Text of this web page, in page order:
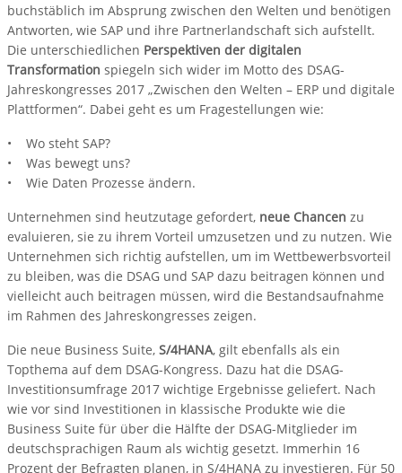
buchstäblich im Absprung zwischen den Welten und benötigen
Antworten, wie SAP und ihre Partnerlandschaft sich aufstellt.
Die unterschiedlichen Perspektiven der digitalen
Transformation spiegeln sich wider im Motto des DSAG-
Jahreskongresses 2017 „Zwischen den Welten – ERP und digitale
Plattformen“. Dabei geht es um Fragestellungen wie:
• Wo steht SAP?
• Was bewegt uns?
• Wie Daten Prozesse ändern.
Unternehmen sind heutzutage gefordert, neue Chancen zu
evaluieren, sie zu ihrem Vorteil umzusetzen und zu nutzen. Wie
Unternehmen sich richtig aufstellen, um im Wettbewerbsvorteil
zu bleiben, was die DSAG und SAP dazu beitragen können und
vielleicht auch beitragen müssen, wird die Bestandsaufnahme
im Rahmen des Jahreskongresses zeigen.
Die neue Business Suite, S/4HANA, gilt ebenfalls als ein
Topthema auf dem DSAG-Kongress. Dazu hat die DSAG-
Investitionsumfrage 2017 wichtige Ergebnisse geliefert. Nach
wie vor sind Investitionen in klassische Produkte wie die
Business Suite für über die Hälfte der DSAG-Mitglieder im
deutschsprachigen Raum als wichtig gesetzt. Immerhin 16
Prozent der Befragten planen, in S/4HANA zu investieren. Für 50